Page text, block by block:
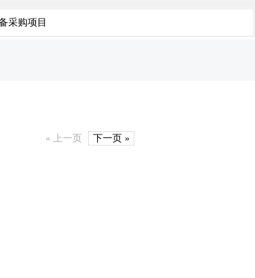
采购项目
« 上一页
下一页 »